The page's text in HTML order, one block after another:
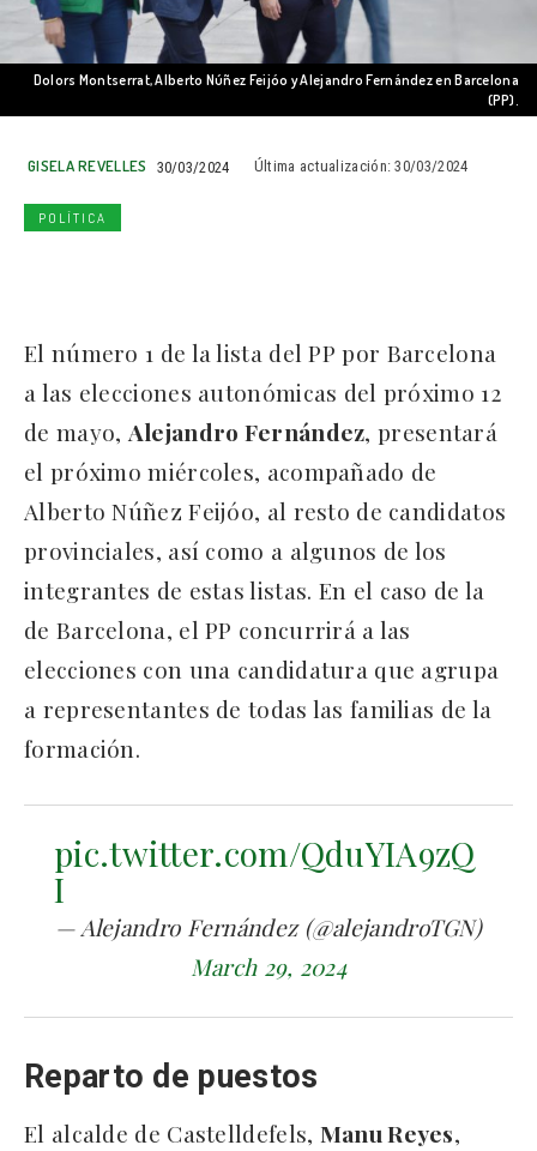
Dolors Montserrat, Alberto Núñez Feijóo y Alejandro Fernández en Barcelona
(PP).
GISELA REVELLES 30/03/2024 Última actualización: 30/03/2024
POLÍTICA
El número 1 de la lista del PP por Barcelona
a las elecciones autonómicas del próximo 12
de mayo,Alejandro Fernández, presentará
el próximo miércoles, acompañado de
Alberto Núñez Feijóo, al resto de candidatos
provinciales, así como a algunos de los
integrantes de estas listas. En el caso de la
de Barcelona, el PP concurrirá a las
elecciones con una candidatura que agrupa
a representantes de todas las familias de la
formación.
pic.twitter.com/QduYIA9zQ
I
— Alejandro Fernández (@alejandroTGN)
March 29, 2024
Reparto de puestos
El alcalde de Castelldefels, Manu Reyes,